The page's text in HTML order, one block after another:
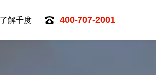
400-707-2001
了解千度